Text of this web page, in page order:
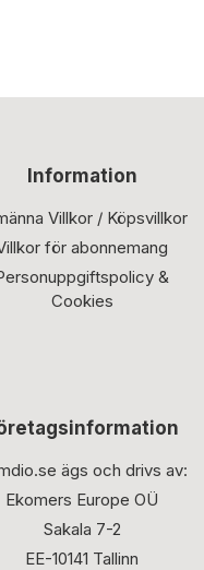
Information
Villkor / Köpsvillkor
för abonnemang
&
Cookies
ägs och drivs av:
Ekomers Europe OÜ
Sakala 7-2
EE-10141 Tallinn